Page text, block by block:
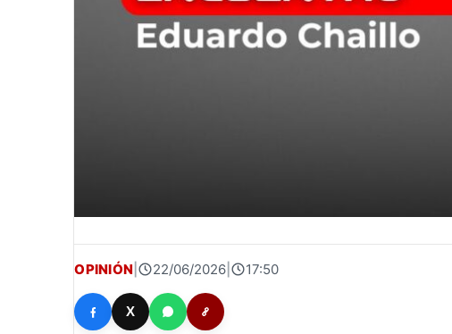
OPINIÓN 22/06/2026 17:50
X